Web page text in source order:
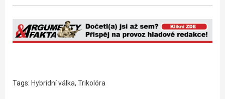
Tags: Hybridní válka, Trikolóra